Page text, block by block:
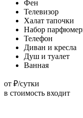
Фен
Телевизор
Халат тапочки
Набор
Телефон
Диван и кресла
Душ и туалет
Ванная
от ₽/сутки
в стоимость входит